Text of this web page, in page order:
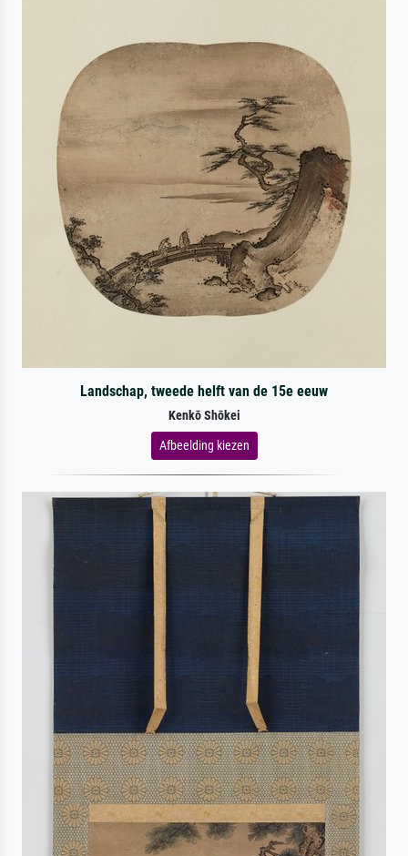
Landschap, tweede helft van de 15e eeuw
Kenkō Shōkei
Afbeelding kiezen